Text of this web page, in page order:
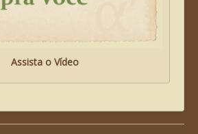
Assista o Vídeo